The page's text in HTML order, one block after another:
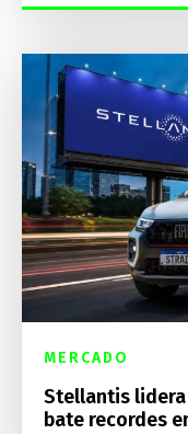
MERCADO
Stellantis lidera
bate recordes